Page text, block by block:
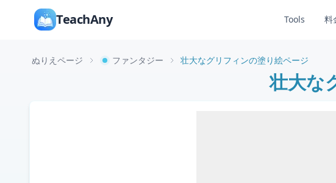
TeachAny Tools 料
ぬりえページ ファンタジー 壮大なグリフィンの塗り絵ページ
壮大な